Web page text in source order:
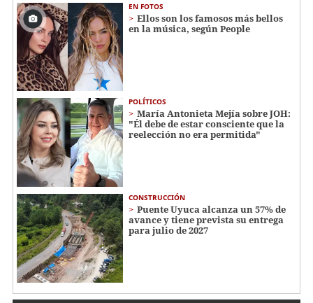
EN FOTOS
Ellos son los famosos más bellos
en la música, según People
POLÍTICOS
María Antonieta Mejía sobre JOH:
"Él debe de estar consciente que la
reelección no era permitida"
CONSTRUCCIÓN
Puente Uyuca alcanza un 57% de
avance y tiene prevista su entrega
para julio de 2027